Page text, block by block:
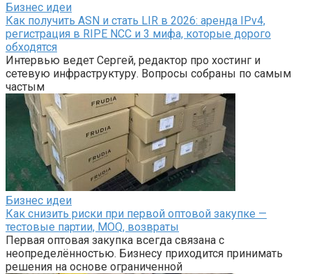
Бизнес идеи
Как получить ASN и стать LIR в 2026: аренда IPv4,
регистрация в RIPE NCC и 3 мифа, которые дорого
обходятся
Интервью ведет Сергей, редактор про хостинг и
сетевую инфраструктуру. Вопросы собраны по самым
частым
Бизнес идеи
Как снизить риски при первой оптовой закупке —
тестовые партии, MOQ, возвраты
Первая оптовая закупка всегда связана с
неопределённостью. Бизнесу приходится принимать
решения на основе ограниченной